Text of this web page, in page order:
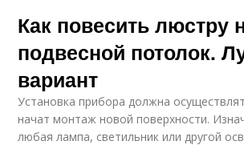
Как повесить люстру
подвесной потолок.
вариант
Установка прибора должна
начат монтаж новой поверхности.
любая лампа, светильник или другой